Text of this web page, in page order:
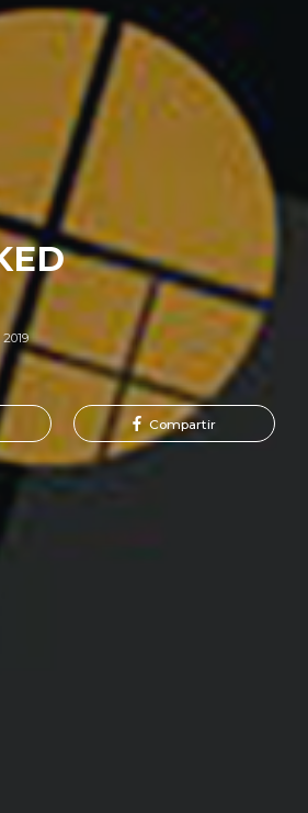
Compartir